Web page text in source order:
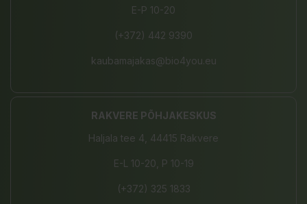
E-P 10-20
(+372) 442 9390
kaubamajakas@bio4you.eu
RAKVERE PÕHJAKESKUS
Haljala tee 4, 44415 Rakvere
E-L 10-20, P 10-19
(+372) 325 1833